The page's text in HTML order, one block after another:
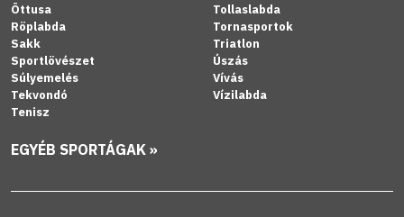
Öttusa
Röplabda
Sakk
Sportlövészet
Súlyemelés
Tekvondó
Tenisz
Tollaslabda
Tornasportok
Triatlon
Úszás
Vívás
Vízilabda
EGYÉB SPORTÁGAK »